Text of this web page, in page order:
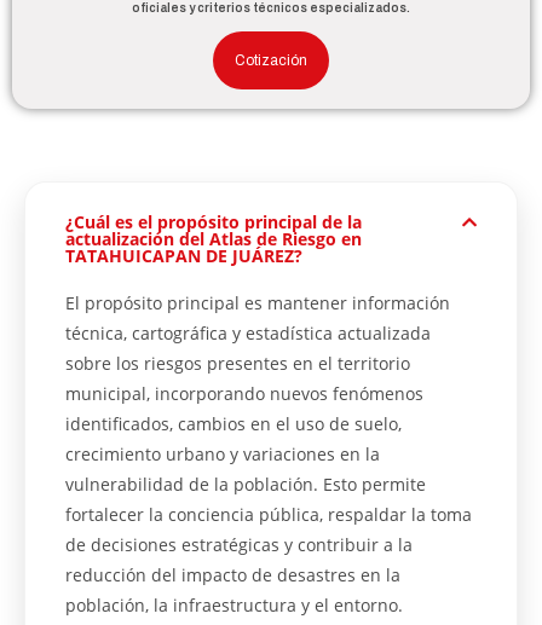
oficiales y criterios técnicos especializados.
Cotización
¿Cuál es el propósito principal de la
actualización del Atlas de Riesgo en
TATAHUICAPAN DE JUÁREZ?
El propósito principal es mantener información
técnica, cartográfica y estadística actualizada
sobre los riesgos presentes en el territorio
municipal, incorporando nuevos fenómenos
identificados, cambios en el uso de suelo,
crecimiento urbano y variaciones en la
vulnerabilidad de la población. Esto permite
fortalecer la conciencia pública, respaldar la toma
de decisiones estratégicas y contribuir a la
reducción del impacto de desastres en la
población, la infraestructura y el entorno.